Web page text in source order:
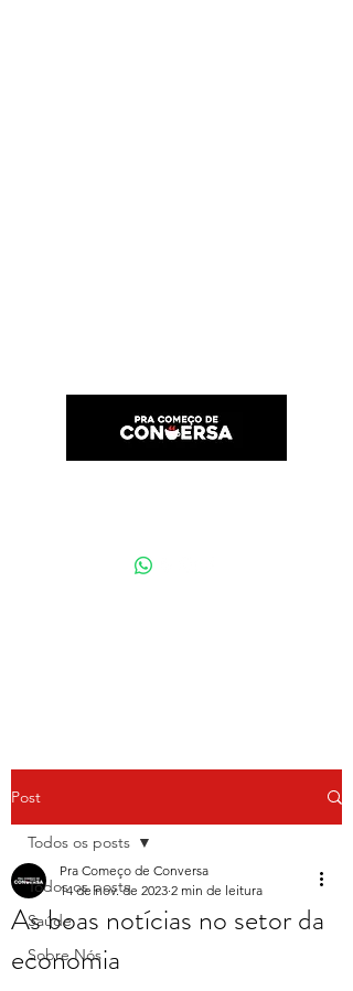
Post
Todos os posts
Saúde
Sobre Nós
Todos os posts
As boas notícias no setor da
economia
Pra Começo de Conversa
14 de nov. de 2023 2 min de leitura